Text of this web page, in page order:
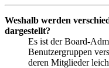
Weshalb werden
dargestellt?
Es ist der Board-
Benutzergruppen
deren Mitglieder